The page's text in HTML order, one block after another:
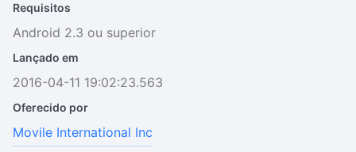
Requisitos
Android 2.3 ou superior
Lançado em
2016-04-11 19:02:23.563
Oferecido por
Movile International Inc